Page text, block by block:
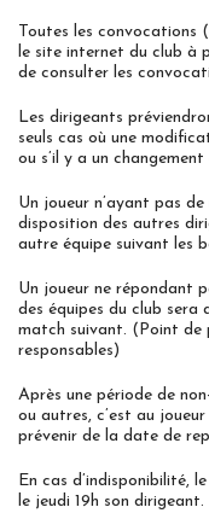
Toutes les convocations
le site internet du club à
de consulter les
Les dirigeants
seuls cas où une
ou s’il y a un
Un joueur n’ayant pas
disposition des autres
autre équipe suivant les
Un joueur ne répondant
des équipes du club
match suivant. (Point de
responsables)
Après une période de
ou autres, c’est au
prévenir de la date de
En cas d’indisponibilité,
le jeudi 19h son